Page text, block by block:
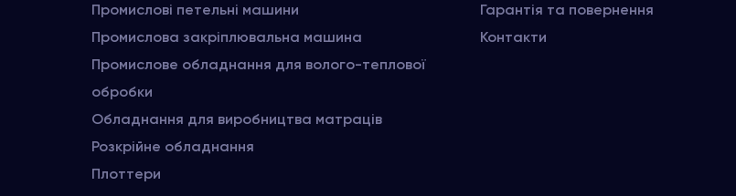
Промислові петельні машини
Промислова закріплювальна машина
Промислове обладнання для волого-теплової
обробки
Обладнання для виробництва матраців
Розкрійне обладнання
Плоттери
Гарантія та повернення
Контакти